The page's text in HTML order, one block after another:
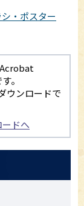
・ポスター
。
ウンロードで
ドへ